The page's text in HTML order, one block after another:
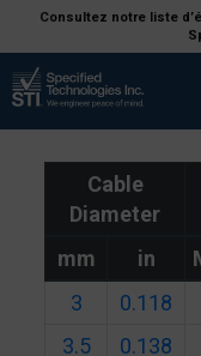
Consultez notre liste